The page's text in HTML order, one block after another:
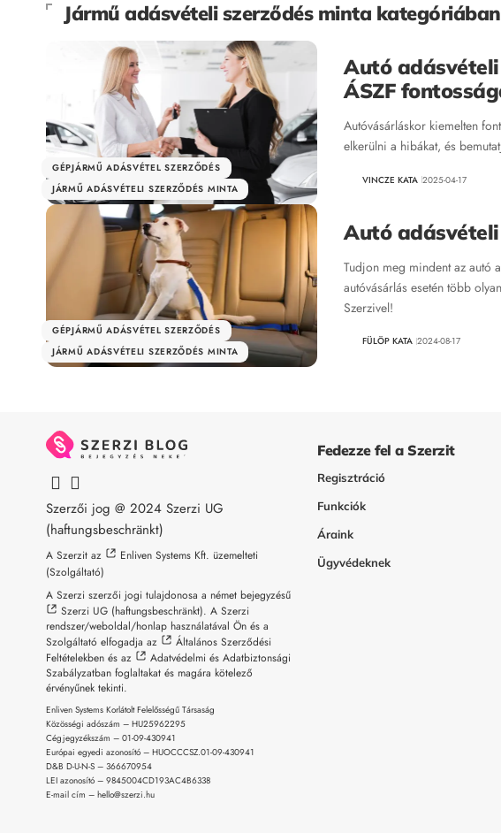
Jármű adásvételi szerződés minta
GÉPJÁRMŰ ADÁSVÉTEL SZERZŐDÉS
JÁRMŰ ADÁSVÉTELI SZERZŐDÉS MINTA
Autó
ÁSZF
Autóvásárláskor kiemelten
elkerülni a hibákat, és
VINCZE KATA 2025-04-17
GÉPJÁRMŰ ADÁSVÉTEL SZERZŐDÉS
JÁRMŰ ADÁSVÉTELI SZERZŐDÉS MINTA
Autó
Tudjon meg mindent az autó
autóvásárlás esetén több
Szerzivel!
FÜLÖP KATA 2024-08-17
Szerzői jog @ 2024 Szerzi UG
(haftungsbeschränkt)
A Szerzit az Enliven Systems Kft. üzemelteti
(Szolgáltató)
A Szerzi szerzői jogi tulajdonosa a német bejegyzésű
Szerzi UG (haftungsbeschränkt). A Szerzi
rendszer/weboldal/honlap használatával Ön és a
Szolgáltató elfogadja az
Általános Szerződési
Feltételekben és az
Adatvédelmi és Adatbiztonsági
Szabályzatban foglaltakat és magára kötelező
érvényűnek tekinti.
Enliven Systems Korlátolt Felelősségű Társaság
Közösségi adószám – HU25962295
Cégjegyzékszám – 01-09-430941
Európai egyedi azonosító – HUOCCCSZ.01-09-430941
D&B D-U-N-S – 366670954
LEI azonosító – 9845004CD193AC4B6338
E-mail cím – hello@szerzi.hu
Fedezze fel a Szerzit
Regisztráció
Funkciók
Áraink
Ügyvédeknek